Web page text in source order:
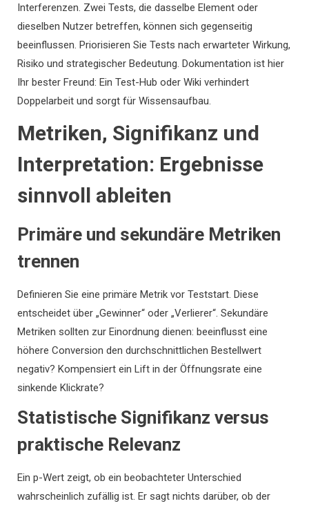
Interferenzen. Zwei Tests, die dasselbe Element oder
dieselben Nutzer betreffen, können sich gegenseitig
beeinflussen. Priorisieren Sie Tests nach erwarteter Wirkung,
Risiko und strategischer Bedeutung. Dokumentation ist hier
Ihr bester Freund: Ein Test-Hub oder Wiki verhindert
Doppelarbeit und sorgt für Wissensaufbau.
Metriken, Signifikanz und
Interpretation: Ergebnisse
sinnvoll ableiten
Primäre und sekundäre Metriken
trennen
Definieren Sie eine primäre Metrik vor Teststart. Diese
entscheidet über „Gewinner“ oder „Verlierer“. Sekundäre
Metriken sollten zur Einordnung dienen: beeinflusst eine
höhere Conversion den durchschnittlichen Bestellwert
negativ? Kompensiert ein Lift in der Öffnungsrate eine
sinkende Klickrate?
Statistische Signifikanz versus
praktische Relevanz
Ein p-Wert zeigt, ob ein beobachteter Unterschied
wahrscheinlich zufällig ist. Er sagt nichts darüber, ob der